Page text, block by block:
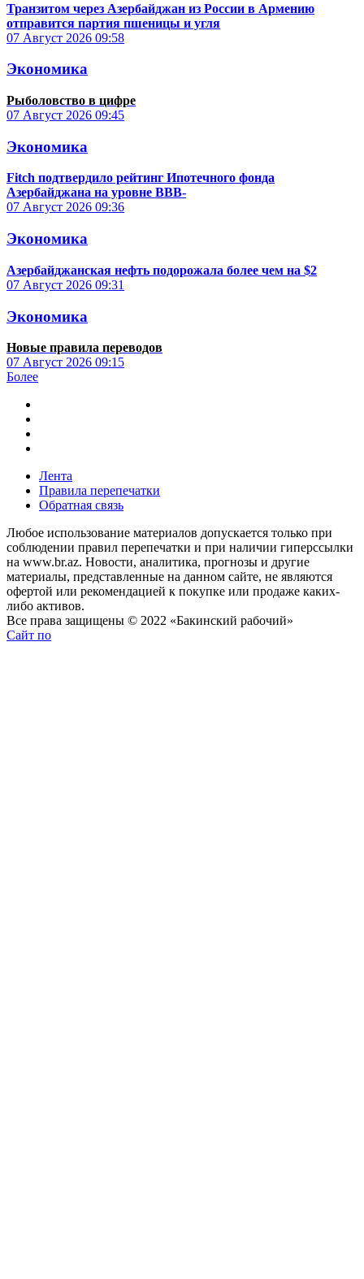
Транзитом через Азербайджан из России в Армению
отправится партия пшеницы и угля
07 Август 2026 09:58
Экономика
Рыболовство в цифре
07 Август 2026 09:45
Экономика
Fitch подтвердило рейтинг Ипотечного фонда
Азербайджана на уровне BBB-
07 Август 2026 09:36
Экономика
Азербайджанская нефть подорожала более чем на $2
07 Август 2026 09:31
Экономика
Новые правила переводов
07 Август 2026 09:15
Более
Лента
Правила перепечатки
Обратная связь
Любое использование материалов допускается только при
соблюдении правил перепечатки и при наличии гиперссылки
на www.br.az. Новости, аналитика, прогнозы и другие
материалы, представленные на данном сайте, не являются
офертой или рекомендацией к покупке или продаже каких-
либо активов.
Все права защищены © 2022 «Бакинский рабочий»
Сайт по